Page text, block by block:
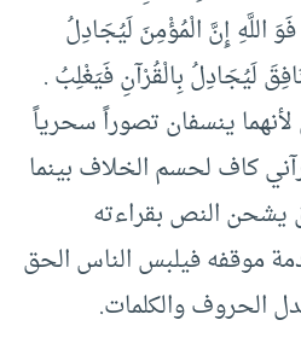
اللَّهِ إِنَّ الْمُؤْمِنَ لَيُجَادِلُ
لَيُجَادِلُ بِالْقُرْآنِ فَيَغْلِبُ .
ينسفان تصوراً سحرياً
كاف لحسم الخلاف بينما
النص بقراءته
موقفه فيلبس الناس الحق
الحروف والكلمات.